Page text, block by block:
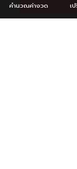
คำนวณค่างวด เ